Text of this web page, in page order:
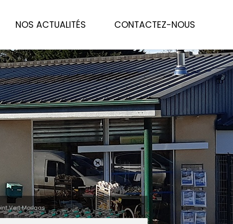
NOS ACTUALITÉS CONTACTEZ-NOUS
Vert Morlaas